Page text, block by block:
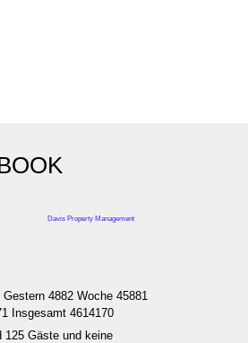
Davis Property Management
Gestern 4882 Woche 45881
Insgesamt 4614170
125 Gäste und keine